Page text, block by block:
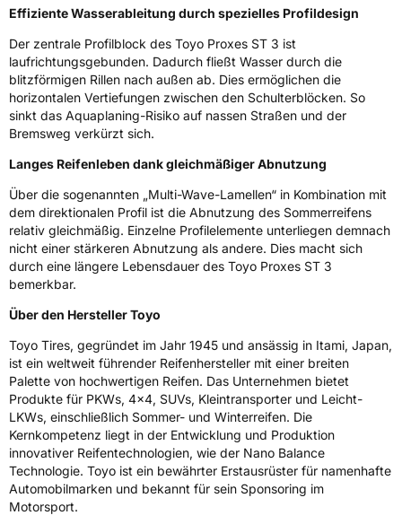
Weitere Eigenschaften
SchlauchtypTL
ZustandNeureifen
Verstärkt
FelgenschutzFP
EU Label
Effizienz D
NasshaftungD
Rollgeräusch (Klasse) B
Rollgeräusch (dB)74
Fahrzeugklasse
C1
3PMSF / Schneeflockensymbol / Alpine-Symbol
Effiziente Wasserableitung durch spezielles Profildesign
Der zentrale Profilblock des Toyo Proxes ST 3 ist
laufrichtungsgebunden. Dadurch fließt Wasser durch die
blitzförmigen Rillen nach außen ab. Dies ermöglichen die
horizontalen Vertiefungen zwischen den Schulterblöcken. So
sinkt das Aquaplaning-Risiko auf nassen Straßen und der
Bremsweg verkürzt sich.
Langes Reifenleben dank gleichmäßiger Abnutzung
Über die sogenannten „Multi-Wave-Lamellen“ in Kombination mit
dem direktionalen Profil ist die Abnutzung des Sommerreifens
relativ gleichmäßig. Einzelne Profilelemente unterliegen demnach
nicht einer stärkeren Abnutzung als andere. Dies macht sich
durch eine längere Lebensdauer des Toyo Proxes ST 3
bemerkbar.
Über den Hersteller Toyo
Toyo Tires, gegründet im Jahr 1945 und ansässig in Itami, Japan,
ist ein weltweit führender Reifenhersteller mit einer breiten
Palette von hochwertigen Reifen. Das Unternehmen bietet
Produkte für PKWs, 4x4, SUVs, Kleintransporter und Leicht-
LKWs, einschließlich Sommer- und Winterreifen. Die
Kernkompetenz liegt in der Entwicklung und Produktion
innovativer Reifentechnologien, wie der Nano Balance
Technologie. Toyo ist ein bewährter Erstausrüster für namenhafte
Automobilmarken und bekannt für sein Sponsoring im
Motorsport.